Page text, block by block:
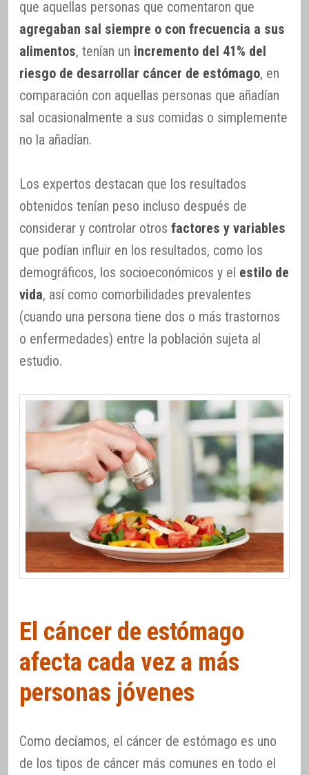
que aquellas personas que comentaron que
agregaban sal siempre o con frecuencia a sus
alimentos, tenían un incremento del 41% del
riesgo de desarrollar cáncer de estómago, en
comparación con aquellas personas que añadían
sal ocasionalmente a sus comidas o simplemente
no la añadían.
Los expertos destacan que los resultados
obtenidos tenían peso incluso después de
considerar y controlar otros factores y variables
que podían influir en los resultados, como los
demográficos, los socioeconómicos y el estilo de
vida, así como comorbilidades prevalentes
(cuando una persona tiene dos o más trastornos
o enfermedades) entre la población sujeta al
estudio.
El cáncer de estómago
afecta cada vez a más
personas jóvenes
Como decíamos, el cáncer de estómago es uno
de los tipos de cáncer más comunes en todo el